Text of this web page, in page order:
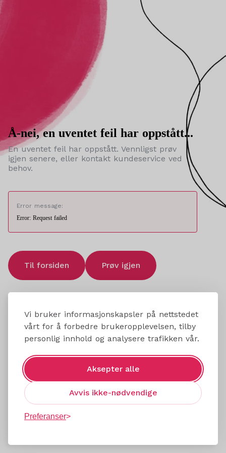
Vi bruker informasjonskapsler på nettstedet
vårt for å forbedre brukeropplevelsen, tilby
personlig innhold og analysere trafikken vår.
Aksepter alle
Avvis ikke-nødvendige
Preferanser
Å-nei, en uventet feil har oppstått...
En uventet feil har oppstått. Vennligst prøv
igjen senere, eller kontakt kundeservice ved
behov.
Error message:
Error: Request failed
Til forsiden Prøv igjen